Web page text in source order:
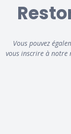
Vous pouvez
vous inscrire à notre